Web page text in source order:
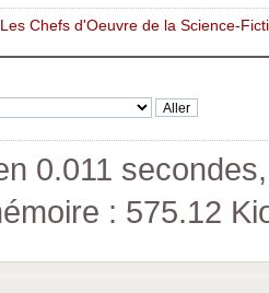
Les Chefs d'Oeuvre de la Science-
0.011
: 575.12